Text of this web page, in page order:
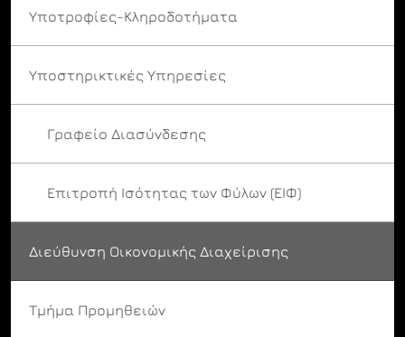
Υποτροφίες-Κληροδοτήματα
Υποστηρικτικές Υπηρεσίες
Γραφείο Διασύνδεσης
Επιτροπή Ισότητας των Φύλων (ΕΙΦ)
Διεύθυνση Οικονομικής Διαχείρισης
Τμήμα Προμηθειών